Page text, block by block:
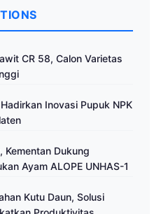
CR 58, Calon Varietas
Inovasi Pupuk NPK
Kementan Dukung
Ayam ALOPE UNHAS-1
Kutu Daun, Solusi